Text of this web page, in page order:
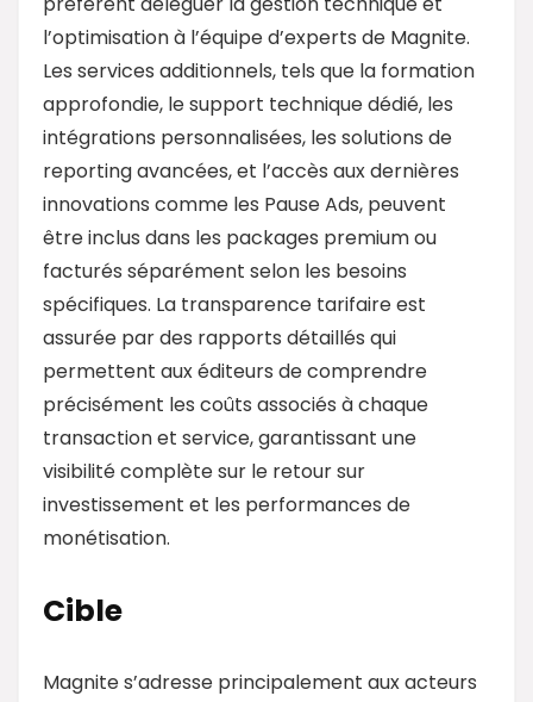
l’optimisation à l’équipe d’experts de Magnite.
Les services additionnels, tels que la formation
approfondie, le support technique dédié, les
intégrations personnalisées, les solutions de
reporting avancées, et l’accès aux dernières
innovations comme les Pause Ads, peuvent
être inclus dans les packages premium ou
facturés séparément selon les besoins
spécifiques. La transparence tarifaire est
assurée par des rapports détaillés qui
permettent aux éditeurs de comprendre
précisément les coûts associés à chaque
transaction et service, garantissant une
visibilité complète sur le retour sur
investissement et les performances de
monétisation.
Cible
Magnite s’adresse principalement aux acteurs